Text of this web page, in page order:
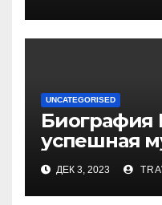
UNCATEGORISED
Биография
успешная
карьера,
знаковые
ДЕК 3, 2023